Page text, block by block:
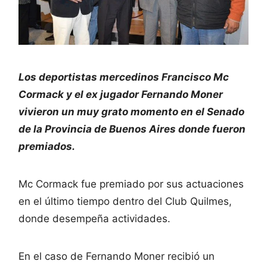
Los deportistas mercedinos Francisco Mc
Cormack y el ex jugador Fernando Moner
vivieron un muy grato momento en el Senado
de la Provincia de Buenos Aires donde fueron
premiados.
Mc Cormack fue premiado por sus actuaciones
en el último tiempo dentro del Club Quilmes,
donde desempeña actividades.
En el caso de Fernando Moner recibió un